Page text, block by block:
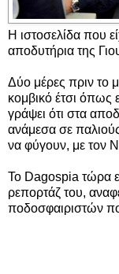
Η ιστοσελίδα που
αποδυτήρια της
Δύο μέρες πριν το
κομβικό έτσι όπως
γράψει ότι στα
ανάμεσα σε παλιούς
να φύγουν, με τον
Το Dagospia τώρα
ρεπορτάζ του,
ποδοσφαιριστών